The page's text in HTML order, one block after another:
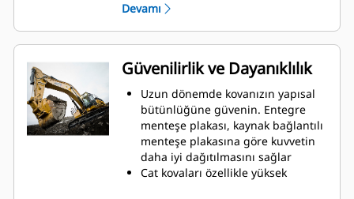
İlave taban mesafesi, kovanın alt
tarafının kazı yapmamasını
sağlayarak bakım maliyetlerini
azaltır.
Kazma işlemi sırasında yakıt
tüketimi en yüksek düzeydedir. Cat
kovaları, makinenizin toplam
çalışma üretkenliğini iyileştirmek
amacıyla malzemeleri hızlı biçimde
kesmek üzere tasarlanmıştır.
Daha az zamanda daha fazla
Devamı
Güvenilirlik ve Dayanıklılık
Uzun dönemde kovanızın yapısal
bütünlüğüne güvenin. Entegre
menteşe plakası, kaynak bağlantılı
menteşe plakasına göre kuvvetin
daha iyi dağıtılmasını sağlar
Cat kovaları özellikle yüksek